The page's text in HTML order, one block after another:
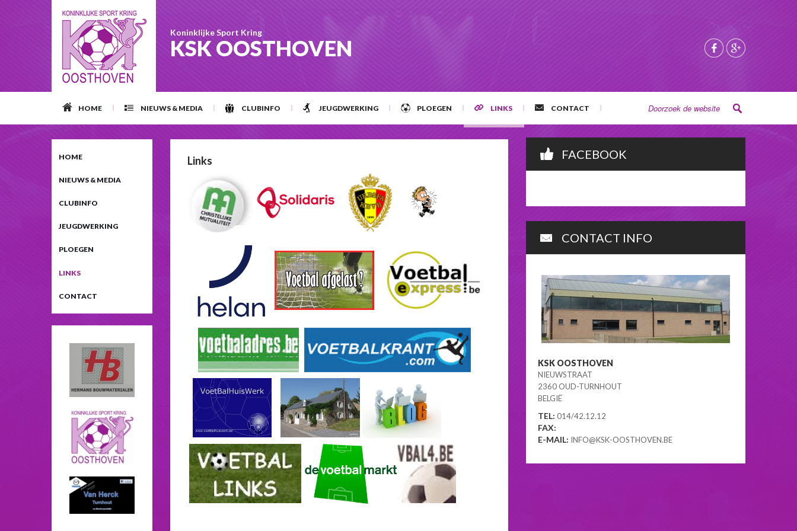
Koninklijke Sport Kring
KSK OOSTHOVEN
HOME NIEUWS & MEDIA CLUBINFO JEUGDWERKING PLOEGEN LINKS CONTACT
HOME
NIEUWS & MEDIA
CLUBINFO
JEUGDWERKING
PLOEGEN
LINKS
CONTACT
Links FACEBOOK
CONTACT INFO
KSK OOSTHOVEN
NIEUWSTRAAT
2360 OUD-TURNHOUT
BELGIË
TEL: 014/42.12.12
FAX:
E-MAIL: INFO@KSK-OOSTHOVEN.BE